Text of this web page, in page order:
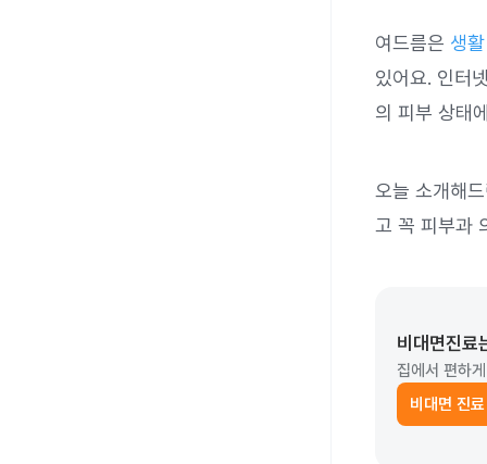
여드름은 생
있어요. 인터
의 피부 상태
오늘 소개해
고 꼭 피부과
비대면진료
집에서 편하
비대면 진